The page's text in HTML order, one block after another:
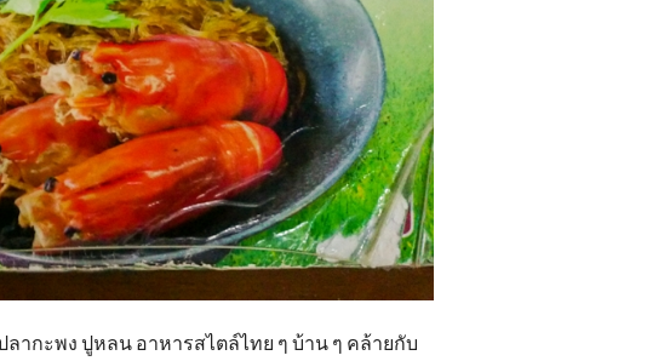
ากะพง ปูหลน อาหารสไตล์ไทย ๆ บ้าน ๆ คล้ายกับ